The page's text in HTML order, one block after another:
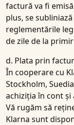
factură va fi
plus, se
reglementările
de zile de la
d. Plata prin
În cooperare cu
Stockholm,
achiziția în cont
Vă rugăm să
Klarna sunt